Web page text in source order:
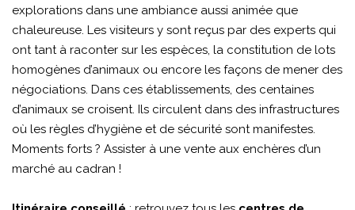
explorations dans une ambiance aussi animée que
chaleureuse. Les visiteurs y sont reçus par des experts qui
ont tant à raconter sur les espèces, la constitution de lots
homogènes d’animaux ou encore les façons de mener des
négociations. Dans ces établissements, des centaines
d’animaux se croisent. Ils circulent dans des infrastructures
où les règles d’hygiène et de sécurité sont manifestes.
Moments forts ? Assister à une vente aux enchères d’un
marché au cadran !